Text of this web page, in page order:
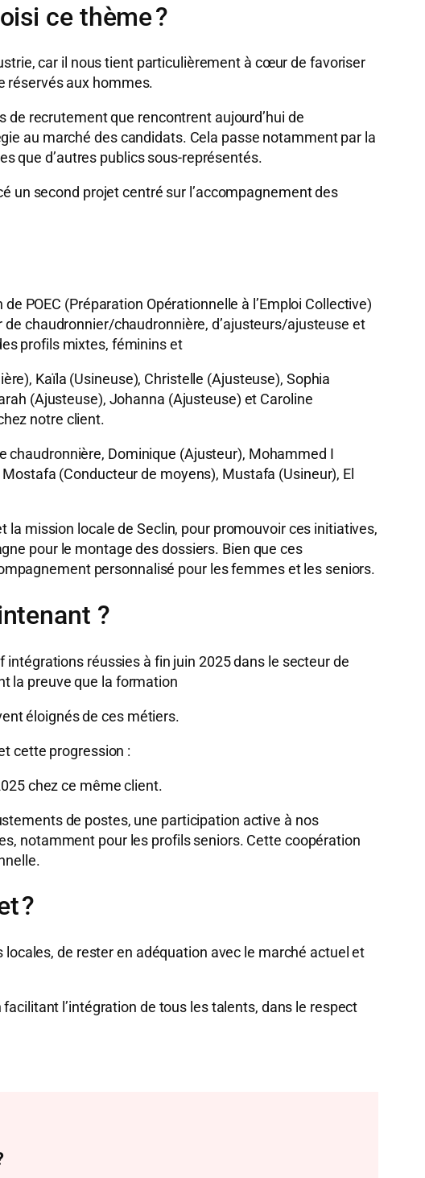
ce thème ?
car il nous tient particulièrement à cœur de favoriser
réservés aux hommes.
de recrutement que rencontrent aujourd’hui de
au marché des candidats. Cela passe notamment par la
que d’autres publics sous-représentés.
un second projet centré sur l’accompagnement des
POEC (Préparation Opérationnelle à l’Emploi Collective)
chaudronnier/chaudronnière, d’ajusteurs/ajusteuse et
profils mixtes, féminins et
Kaïla (Usineuse), Christelle (Ajusteuse), Sophia
(Ajusteuse), Johanna (Ajusteuse) et Caroline
notre client.
chaudronnière, Dominique (Ajusteur), Mohammed I
(Conducteur de moyens), Mustafa (Usineur), El
mission locale de Seclin, pour promouvoir ces initiatives,
pour le montage des dossiers. Bien que ces
personnalisé pour les femmes et les seniors.
?
réussies à fin juin 2025 dans le secteur de
la preuve que la formation
éloignés de ces métiers.
cette progression :
chez ce même client.
de postes, une participation active à nos
notamment pour les profils seniors. Cette coopération
?
de rester en adéquation avec le marché actuel et
l’intégration de tous les talents, dans le respect